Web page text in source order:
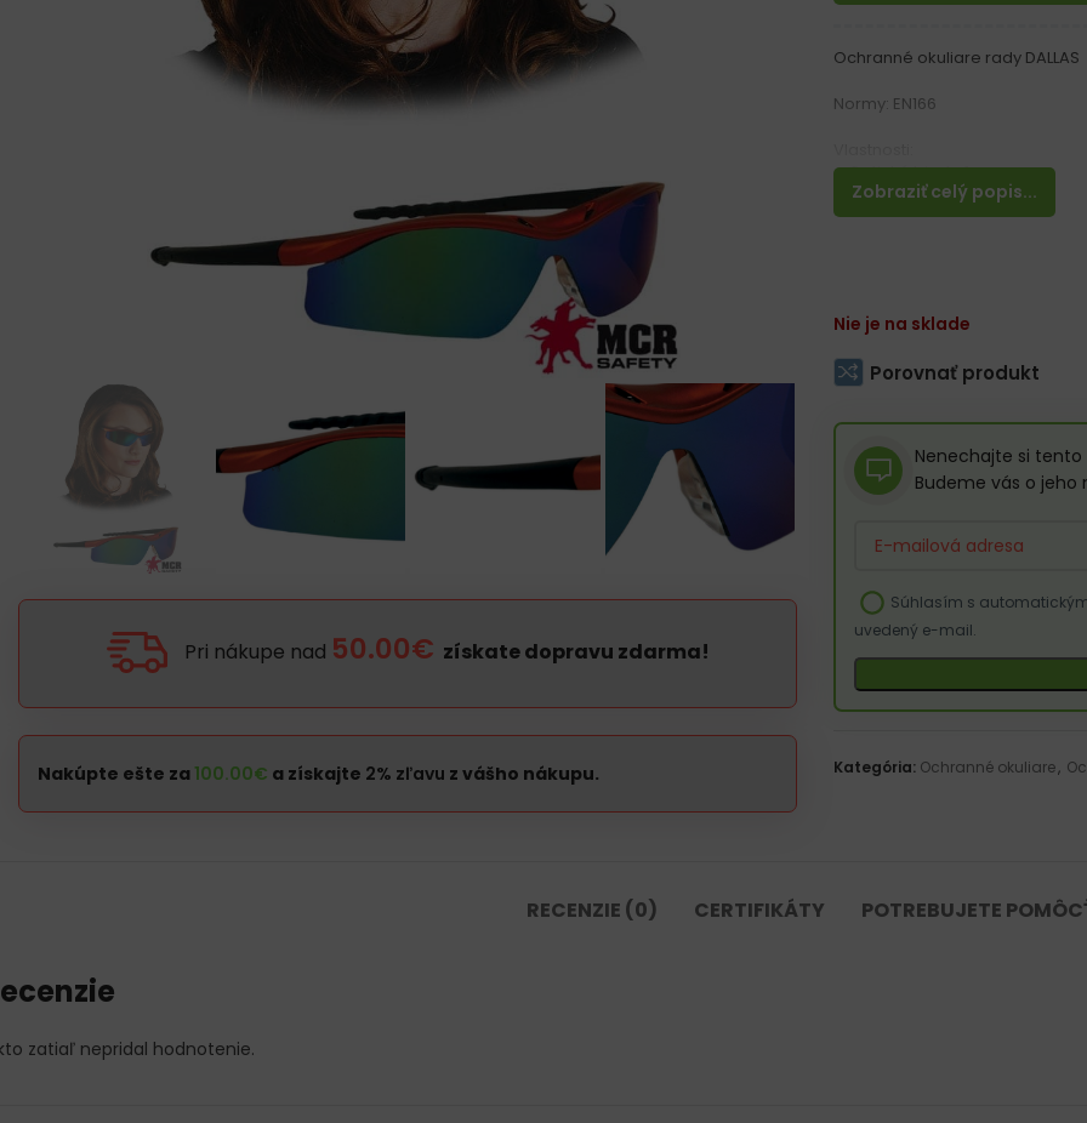
Pri nákupe nad 50.00€ získate dopravu zdarma!
Nakúpte ešte za 100.00€ a získajte 2% zľavu z vášho nákupu.
Zobraziť celý popis...
Ochranné okuliare rady DALLAS
Normy: EN166
– Optická trieda 1
– Ochrana pred malými
– Polykarbonátový rám
– Univerzálny nosový chránič
Nie je na sklade
Porovnať produkt
Nenechajte si
Budeme vás o
Súhlasím s
uvedený e-mail.
your
email
address
to
join
the
waitlist
this
Kategória: Ochranné okuliare,
RECENZIE (0) CERTIFIKÁTY POTREBUJETE
zatiaľ nepridal hodnotenie.